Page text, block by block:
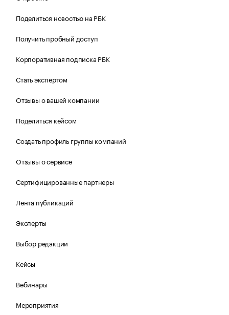
Поделиться новостью на РБК
Получить пробный доступ
Корпоративная подписка РБК
Стать экспертом
Отзывы о вашей компании
Поделиться кейсом
Создать профиль группы компаний
Отзывы о сервисе
Сертифицированные партнеры
Лента публикаций
Эксперты
Выбор редакции
Кейсы
Вебинары
Мероприятия